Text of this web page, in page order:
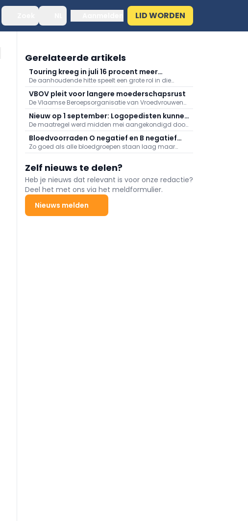
LID WORDEN
Gerelateerde artikels
Touring kreeg in juli 16 procent meer
medische dossiers binnen: "Hitte speelt
grote rol"
De aanhoudende hitte speelt een grote rol in die
stijging, meldt Touring. Er kwamen daarnaast veel
oproepen binnen naar aanleiding van de
bosbranden in het zuiden van Europa.
VBOV pleit voor langere moederschapsrust
De Vlaamse Beroepsorganisatie van Vroedvrouwen
(VBOV) vraagt de federale overheid om de
moederschapsrust uit te breiden tot minstens zes
maanden na de bevalling.
Nieuw op 1 september: Logopedisten kunnen
ook videoconsultaties aanbieden
De maatregel werd midden mei aangekondigd door
minister van Volksgezondheid Frank Vandenbroucke
(Vooruit).
Bloedvoorraden O negatief en B negatief
zeer laag
Zo goed als alle bloedgroepen staan laag maar
vooral de voorraden aan O negatief en B negatief
baren zorgen.
Zelf nieuws te delen?
Heb je nieuws dat relevant is voor onze redactie?
Deel het met ons via het meldformulier.
Nieuws melden